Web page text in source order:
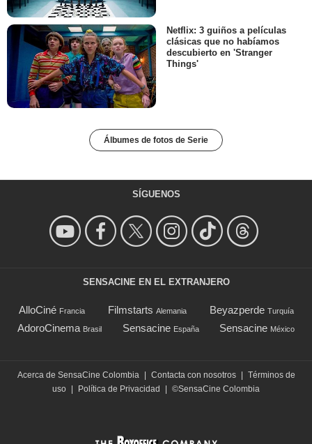
Netflix: 3 guiños a películas
clásicas que no habíamos
descubierto en 'Stranger
Things'
Álbumes de fotos de Serie
SÍGUENOS
SENSACINE EN EL EXTRANJERO
AlloCiné Francia Filmstarts Alemania Beyazperde Turquía
AdoroCinema Brasil Sensacine España Sensacine México
Acerca de SensaCine Colombia Contacta con nosotros
Términos de
uso
Política de Privacidad ©SensaCine Colombia